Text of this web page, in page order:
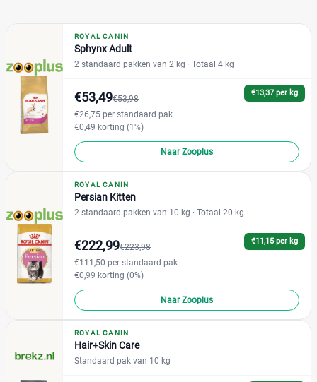
Standaard pak (102)
Voordeelpak
Formaat kat
Grote kat
Kleine kat
Graanvrij
Hypoallergeen (0)
Kattenras
Bengaal
ROYAL CANIN
Sphynx Adult
2 standaard pakken van 2 kg · Totaal 4 kg
€13,37 per kg
€53,49€53,98
€26,75 per standaard pak
€0,49 korting (1%)
Naar Zooplus
ROYAL CANIN
Persian Kitten
2 standaard pakken van 10 kg · Totaal 20 kg
€11,15 per kg
€222,99€223,98
€111,50 per standaard pak
€0,99 korting (0%)
Naar Zooplus
ROYAL CANIN
Hair+Skin Care
Standaard pak van 10 kg